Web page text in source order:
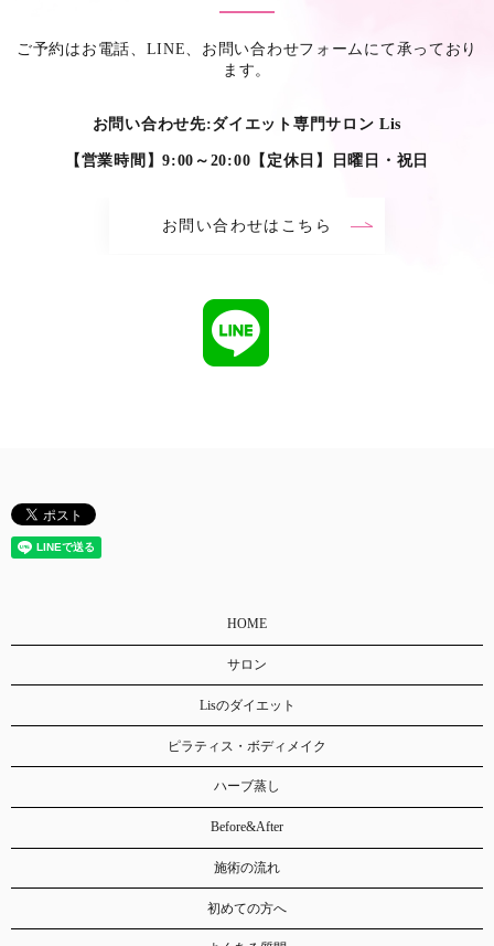
ご予約はお電話、LINE、お問い合わせフォームにて承っており
ます。
お問い合わせ先:ダイエット専門サロン Lis
【営業時間】9:00～20:00【定休日】日曜日・祝日
お問い合わせはこちら
HOME
サロン
Lisのダイエット
ピラティス・ボディメイク
ハーブ蒸し
Before&After
施術の流れ
初めての方へ